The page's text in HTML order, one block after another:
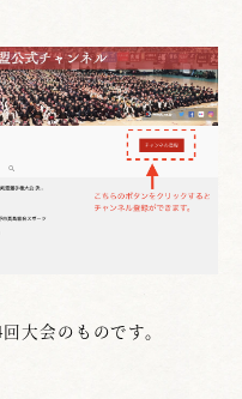
大会のものです。